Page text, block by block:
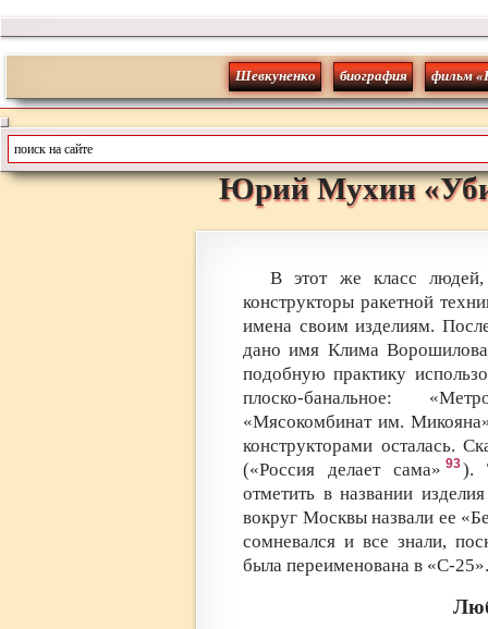
Шевкуненко биография фильм
Юрий Мухин«
В этот же класс
конструкторы ракетной
имена своим изделиям.
дано имя Клима
подобную практику
плоско-банальное:
«Мясокомбинат им.
конструкторами осталась.
(«Россия делает сама» 93).
отметить в названии
вокруг Москвы назвали ее
сомневался и все знали,
была переименована в «С-25».